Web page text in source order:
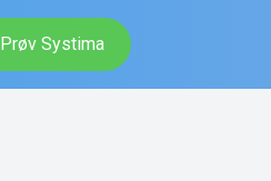
Prøv Systima